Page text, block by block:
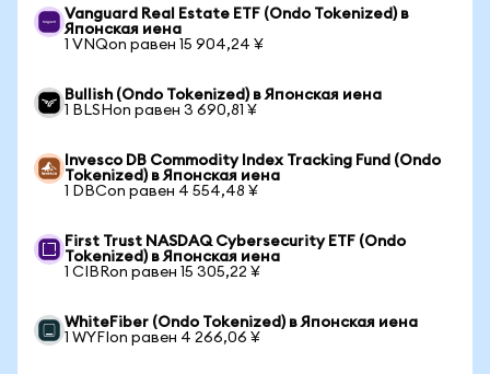
Vanguard Real Estate ETF (Ondo Tokenized) в
Японская иена
1 VNQon равен 15 904,24 ¥
Bullish (Ondo Tokenized) в Японская иена
1 BLSHon равен 3 690,81 ¥
Invesco DB Commodity Index Tracking Fund (Ondo
Tokenized) в Японская иена
1 DBCon равен 4 554,48 ¥
First Trust NASDAQ Cybersecurity ETF (Ondo
Tokenized) в Японская иена
1 CIBRon равен 15 305,22 ¥
WhiteFiber (Ondo Tokenized) в Японская иена
1 WYFIon равен 4 266,06 ¥